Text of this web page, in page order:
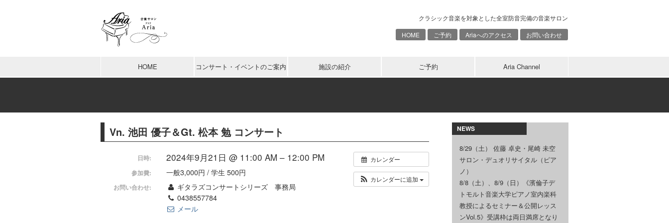
クラシック音楽を対象とした全室防音完備の音楽サロン
HOME
ご予約 Ariaへのアクセス お問い合わせ
HOME コンサート・イベントのご案内 施設の紹介 ご予約 Aria Channel
Vn. 池田 優子＆Gt. 松本 勉 コンサート
カレンダー
カレンダーに追加
日時: 2024年9月21日 @ 11:00 AM – 12:00 PM
参加費: 一般3,000円 / 学生 500円
お問い合わせ:
ギタラズコンサートシリーズ 事務局
0438557784
メール
NEWS
8/29（土） 佐藤 卓史・尾崎 未空
サロン・デュオリサイタル（ピア
ノ）
8/8（土）、8/9（日）《濱倫子デ
トモルト音楽大学ピアノ室内楽科
教授によるセミナー＆公開レッス
ンVol.5》受講枠は両日満席となり